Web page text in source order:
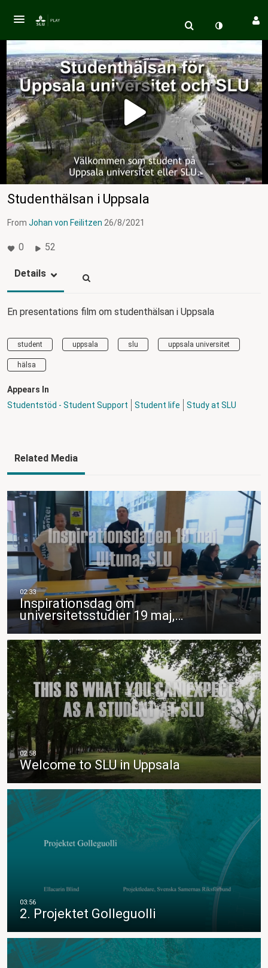
Studenthälsan i Uppsala
From Johan von Feilitzen 26/8/2021
0 52
Details
En presentations film om studenthälsan i Uppsala
student uppsala slu uppsala universitet
hälsa
Appears In
Studentstöd - Student Support
Student life Study at SLU
Related Media
Inspirationsdag om
universitetsstudier 19 maj,…
Welcome to SLU in Uppsala
2. Projektet Golleguolli